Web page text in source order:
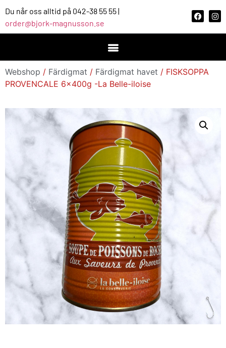
Du når oss alltid på 042-38 55 55 |
order@bjork-magnusson.se
Webshop / Färdigmat / Färdigmat havet / FISKSOPPA
PROVENCALE 6x400g -La Belle-iloise